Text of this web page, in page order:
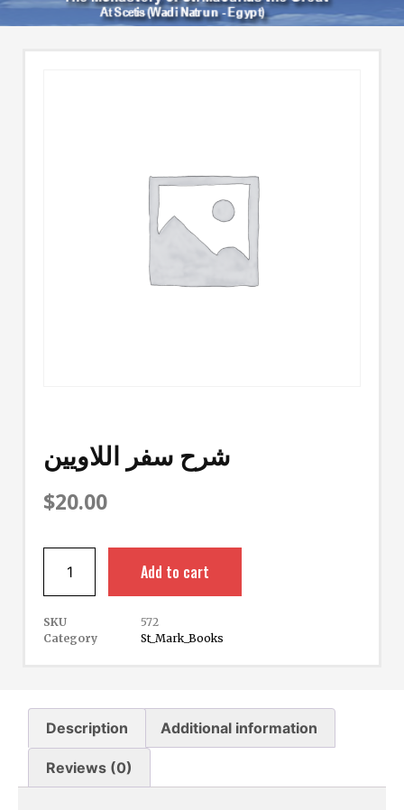
شرح سفر اللاويين
$20.00
Add to cart
SKU
572
Category
St_Mark_Books
Description Additional information
Reviews (0)